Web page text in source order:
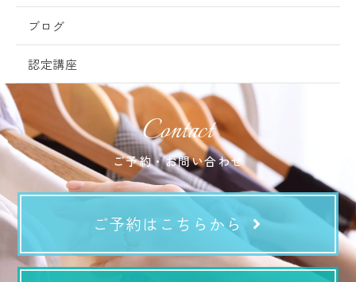
ブログ
認定講座
Contact
ご予約・お問い合わせ
ご予約はこちらから